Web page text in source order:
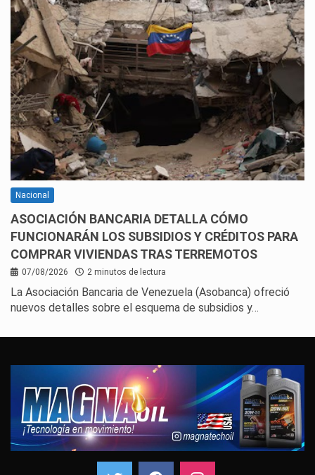
Nacional
ASOCIACIÓN BANCARIA DETALLA CÓMO
FUNCIONARÁN LOS SUBSIDIOS Y CRÉDITOS PARA
COMPRAR VIVIENDAS TRAS TERREMOTOS
07/08/2026 2 minutos de lectura
La Asociación Bancaria de Venezuela (Asobanca) ofreció
nuevos detalles sobre el esquema de subsidios y…